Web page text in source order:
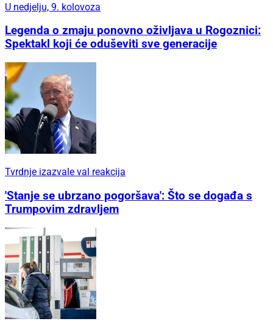
U nedjelju, 9. kolovoza
Legenda o zmaju ponovno oživljava u Rogoznici:
Spektakl koji će oduševiti sve generacije
Tvrdnje izazvale val reakcija
'Stanje se ubrzano pogoršava': Što se događa s
Trumpovim zdravljem